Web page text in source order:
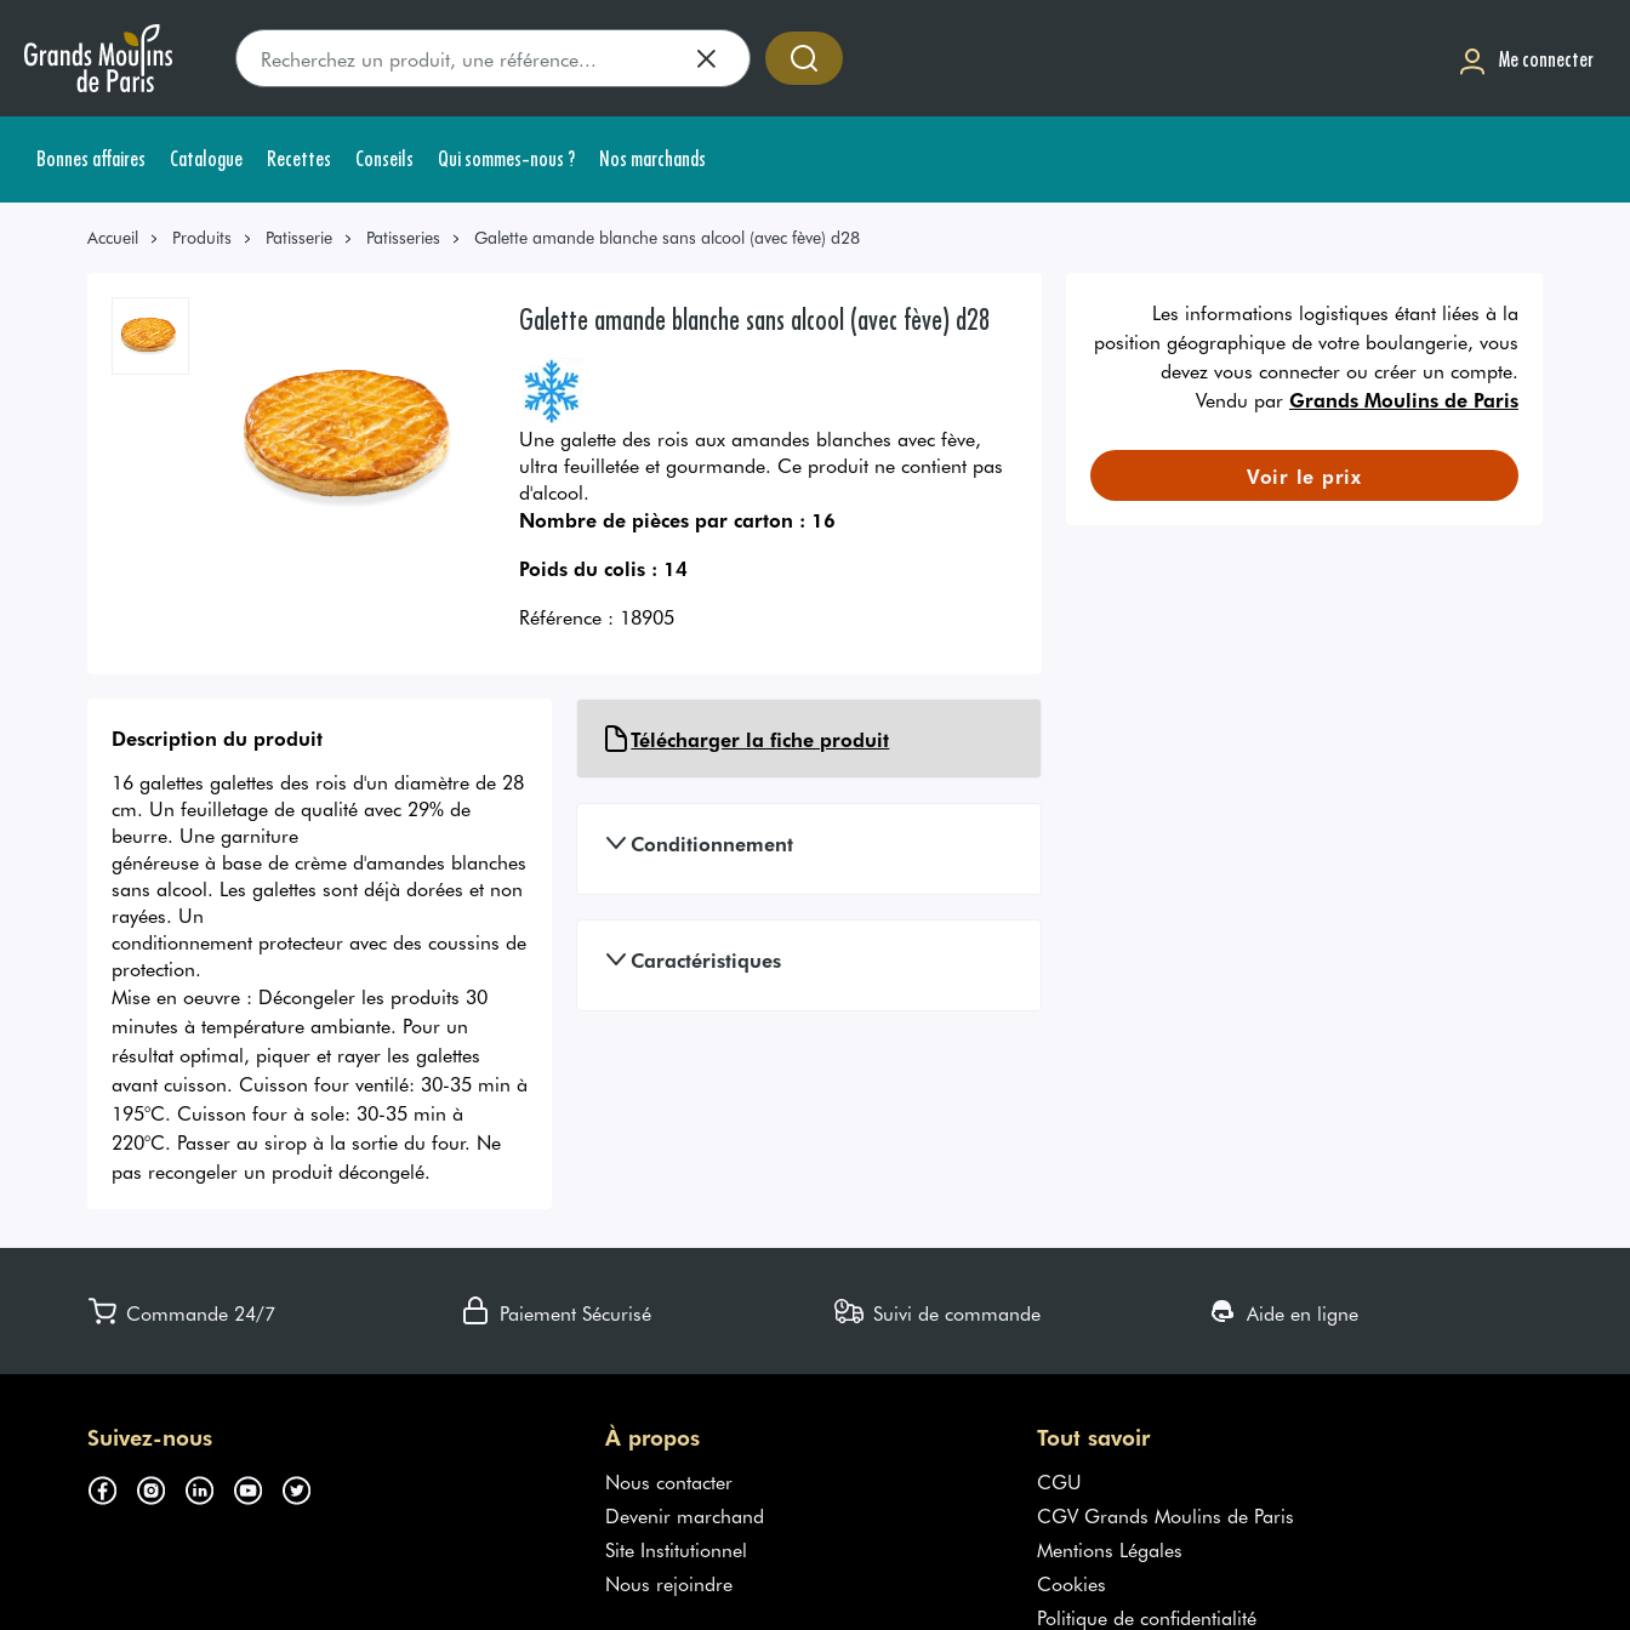
Me connecter
Bonnes affaires Catalogue Recettes Conseils Qui sommes-nous ? Nos marchands
Accueil Produits Patisserie Patisseries Galette amande blanche sans alcool (avec fève) d28
Galette amande blanche sans alcool (avec fève) d28
Une galette des rois aux amandes blanches avec fève,
ultra feuilletée et gourmande. Ce produit ne contient pas
d'alcool.
Nombre de pièces par carton : 16
Poids du colis : 14
Référence : 18905
Les informations logistiques étant liées à la
position géographique de votre boulangerie, vous
devez vous connecter ou créer un compte.
Vendu par Grands Moulins de Paris
Voir le prix
Description du produit
16 galettes galettes des rois d'un diamètre de 28
cm. Un feuilletage de qualité avec 29% de
beurre. Une garniture
généreuse à base de crème d'amandes blanches
sans alcool. Les galettes sont déjà dorées et non
rayées. Un
conditionnement protecteur avec des coussins de
protection.
Mise en oeuvre : Décongeler les produits 30
minutes à température ambiante. Pour un
résultat optimal, piquer et rayer les galettes
avant cuisson. Cuisson four ventilé: 30-35 min à
195°C. Cuisson four à sole: 30-35 min à
220°C. Passer au sirop à la sortie du four. Ne
pas recongeler un produit décongelé.
Télécharger la fiche produit
Conditionnement
Caractéristiques
Commande 24/7 Paiement Sécurisé Suivi de commande Aide en ligne
Suivez-nous À propos
Nous contacter
Devenir marchand
Site Institutionnel
Nous rejoindre
Tout savoir
CGU
CGV Grands Moulins de Paris
Mentions Légales
Cookies
Politique de confidentialité